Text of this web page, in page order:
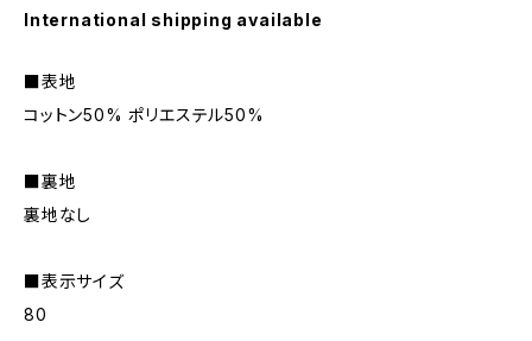
International shipping available
■表地
コットン50% ポリエステル50%
■裏地
裏地なし
■表示サイズ
80